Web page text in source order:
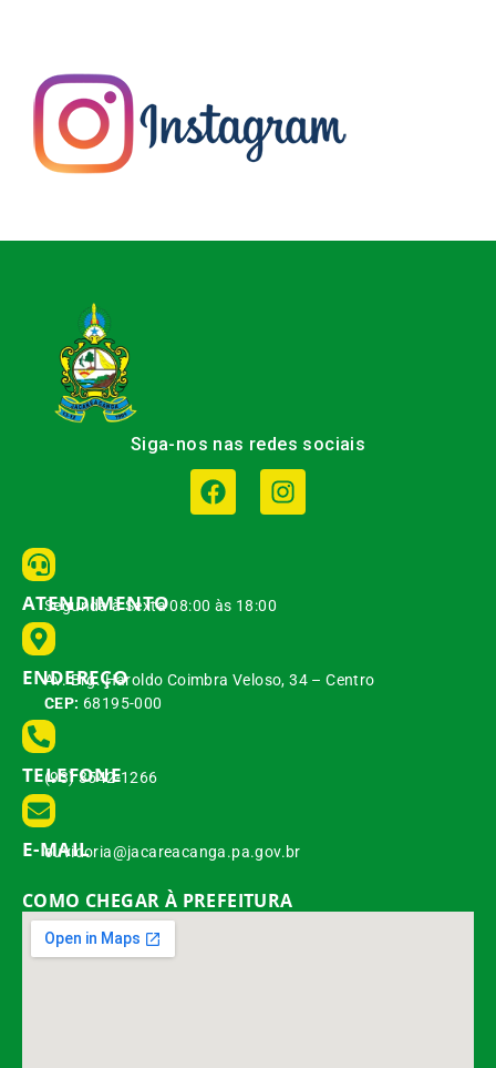
Siga-nos nas redes sociais
ATENDIMENTO
Segunda à Sexta 08:00 às 18:00
ENDEREÇO
Av. Brg. Haroldo Coimbra Veloso, 34 – Centro
CEP: 68195-000
TELEFONE
(93) 3542-1266
E-MAIL
ouvidoria@jacareacanga.pa.gov.br
COMO CHEGAR À PREFEITURA